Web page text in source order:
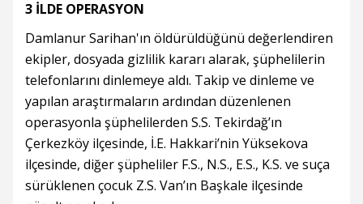
3 İLDE OPERASYON
Damlanur Sarihan'ın öldürüldüğünü değerlendiren
ekipler, dosyada gizlilik kararı alarak, şüphelilerin
telefonlarını dinlemeye aldı. Takip ve dinleme ve
yapılan araştırmaların ardından düzenlenen
operasyonla şüphelilerden S.S. Tekirdağ’ın
Çerkezköy ilçesinde, İ.E. Hakkari’nin Yüksekova
ilçesinde, diğer şüpheliler F.S., N.S., E.S., K.S. ve suça
sürüklenen çocuk Z.S. Van’ın Başkale ilçesinde